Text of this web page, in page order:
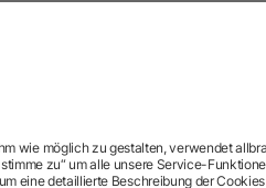
are at a good price.